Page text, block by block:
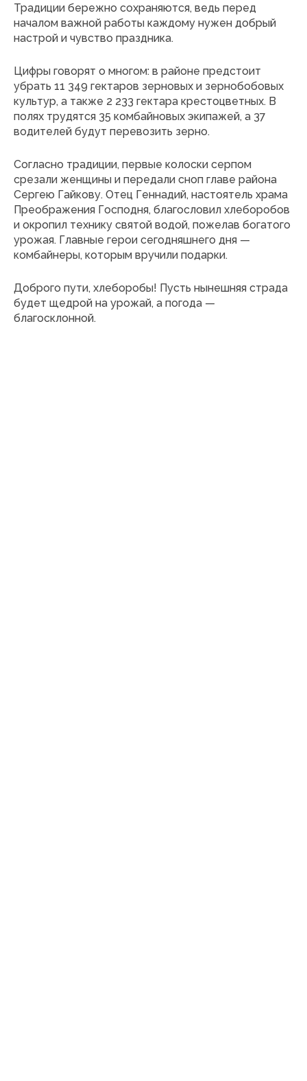
Традиции бережно сохраняются, ведь перед
началом важной работы каждому нужен добрый
настрой и чувство праздника.
Цифры говорят о многом: в районе предстоит
убрать 11 349 гектаров зерновых и зернобобовых
культур, а также 2 233 гектара крестоцветных. В
полях трудятся 35 комбайновых экипажей, а 37
водителей будут перевозить зерно.
Согласно традиции, первые колоски серпом
срезали женщины и передали сноп главе района
Сергею Гайкову. Отец Геннадий, настоятель храма
Преображения Господня, благословил хлеборобов
и окропил технику святой водой, пожелав богатого
урожая. Главные герои сегодняшнего дня —
комбайнеры, которым вручили подарки.
Доброго пути, хлеборобы! Пусть нынешняя страда
будет щедрой на урожай, а погода —
благосклонной.